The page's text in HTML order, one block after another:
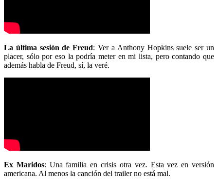
La última sesión de Freud: Ver a Anthony Hopkins suele ser un
placer, sólo por eso la podría meter en mi lista, pero contando que
además habla de Freud, sí, la veré.
Ex Maridos: Una familia en crisis otra vez. Esta vez en versión
americana. Al menos la canción del trailer no está mal.